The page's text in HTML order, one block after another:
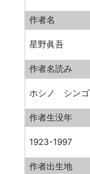
作者名
星野眞吾
作者名読み
ホシノ シンゴ
作者生没年
1923-1997
作者出生地